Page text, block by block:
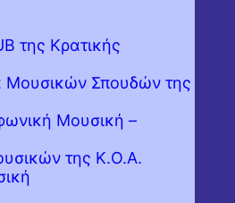
της Κρατικής
Σπουδών της
Μουσική –
της Κ.Ο.Α.